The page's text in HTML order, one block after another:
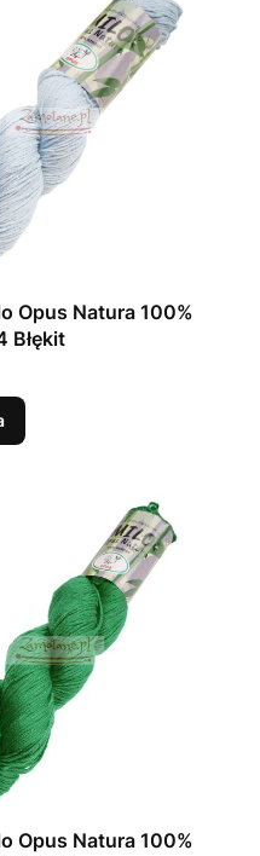
Opus Natura 100%
Błękit
Opus Natura 100%